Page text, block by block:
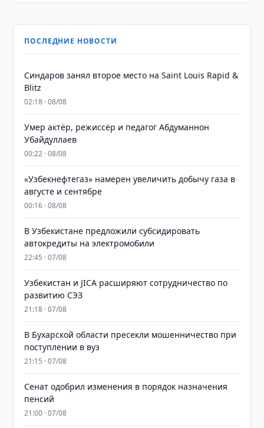
ПОСЛЕДНИЕ НОВОСТИ
Синдаров занял второе место на Saint Louis Rapid &
Blitz
02:18 · 08/08
Умер актёр, режиссёр и педагог Абдуманнон
Убайдуллаев
00:22 · 08/08
«Узбекнефтегаз» намерен увеличить добычу газа в
августе и сентябре
00:16 · 08/08
В Узбекистане предложили субсидировать
автокредиты на электромобили
22:45 · 07/08
Узбекистан и JICA расширяют сотрудничество по
развитию СЭЗ
21:18 · 07/08
В Бухарской области пресекли мошенничество при
поступлении в вуз
21:15 · 07/08
Сенат одобрил изменения в порядок назначения
пенсий
21:00 · 07/08